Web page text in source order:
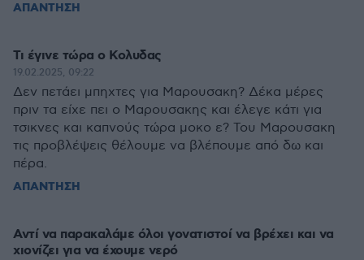
ΑΠΑΝΤΗΣΗ
Τι έγινε τώρα ο Κολυδας
19.02.2025, 09:22
Δεν πετάει μπηχτες για Μαρουσακη? Δέκα μέρες
πριν τα είχε πει ο Μαρουσακης και έλεγε κάτι για
τσικνες και καπνούς τώρα μοκο ε? Του Μαρουσακη
τις προβλέψεις θέλουμε να βλέπουμε από δω και
πέρα.
ΑΠΑΝΤΗΣΗ
Αντί να παρακαλάμε όλοι γονατιστοί να βρέχει και να
χιονίζει για να έχουμε νερό